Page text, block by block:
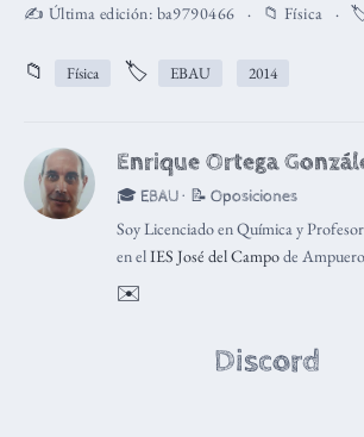
✍️ Última edición: ba9790466 📁 Física
📁 Física 🏷️ EBAU 2014
Enrique Ortega
🎓 EBAU · 📝 Oposiciones
Soy Licenciado en Química y
en elIES José del Campode
✉️
Discord